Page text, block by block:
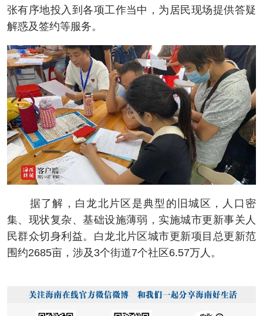
张有序地投入到各项工作当中，为居民现场提供答疑
解惑及签约等服务。
据了解，白龙北片区是典型的旧城区，人口密
集、现状复杂、基础设施薄弱，实施城市更新事关人
民群众切身利益。白龙北片区城市更新项目总更新范
围约2685亩，涉及3个街道7个社区6.57万人。